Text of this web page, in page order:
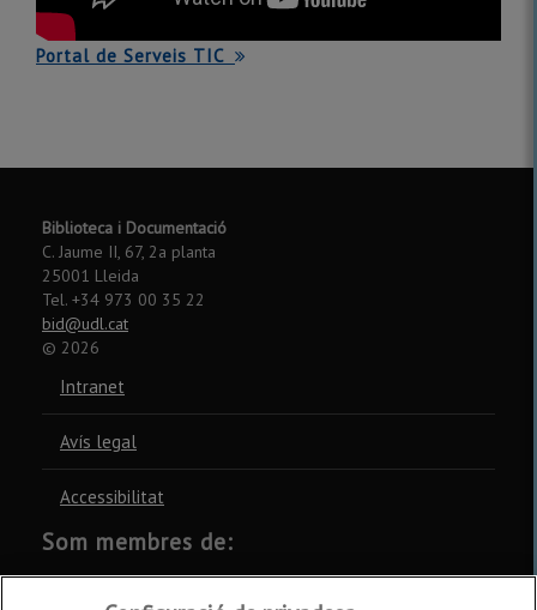
Portal de Serveis TIC
Biblioteca i Documentació
C. Jaume II, 67, 2a planta
25001 Lleida
Tel. +34 973 00 35 22
bid@udl.cat
© 2026
Intranet
Avís legal
Accessibilitat
Som membres de:
CSUC REBIUN CRUE